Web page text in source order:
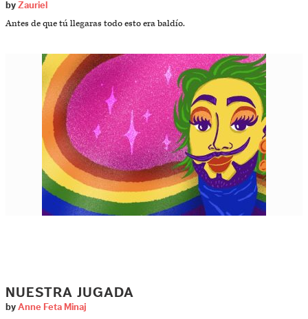
by Zauriel
Antes de que tú llegaras todo esto era baldío.
NUESTRA JUGADA
by Anne Feta Minaj